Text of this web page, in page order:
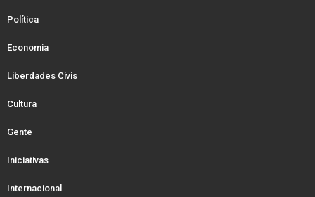
Política
Economia
Liberdades Civis
Cultura
Gente
Iniciativas
Internacional